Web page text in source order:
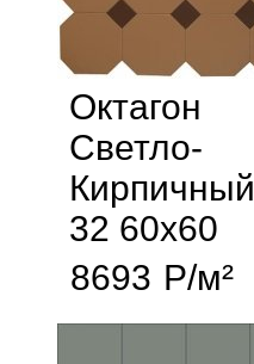
Октагон
Светло-
Кирпичный
32 60x60
8693 Р/м²